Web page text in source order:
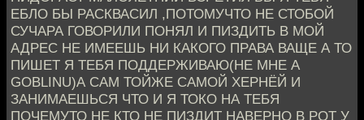
ЕБЛО БЫ РАСКВАСИЛ ,ПОТОМУЧТО НЕ СТОБОЙ
СУЧАРА ГОВОРИЛИ ПОНЯЛ И ПИЗДИТЬ В МОЙ
АДРЕС НЕ ИМЕЕШЬ НИ КАКОГО ПРАВА ВАЩЕ А ТО
ПИШЕТ Я ТЕБЯ ПОДДЕРЖИВАЮ(НЕ МНЕ А
GOBLINU)А САМ ТОЙЖЕ САМОЙ ХЕРНЁЙ И
ЗАНИМАЕШЬСЯ ЧТО И Я ТОКО НА ТЕБЯ
ПОЧЕМУТО НЕ КТО НЕ ПИЗДИТ НАВЕРНО В РОТ У